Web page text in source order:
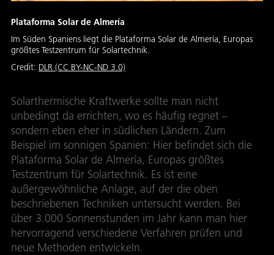
Plataforma Solar de Almería
Im Süden Spaniens liegt die Plataforma Solar de Almería, Europas
größtes Testzentrum für Solartechnik.
Credit: DLR (CC BY-NC-ND 3.0)
Solarthermische Kraftwerke sollte man nicht
unbedingt da errichten, wo es häufig regnet –
sondern eben eher in südlichen Ländern. Zum
Beispiel im sonnigen Spanien: Hier befindet sich die
Plataforma Solar de Almería, Europas größtes
Testzentrum für Solartechnik. Es ist eine
außergewöhnliche Anlage, auf der die oben
beschriebenen Techniken untersucht werden. Bei
über 3.000 Sonnenstunden im Jahr kann man hier
hervorragend verschiedene Verfahren prüfen und
neue Methoden entwickeln.